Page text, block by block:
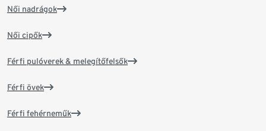
Női nadrágok
Női cipők
Férfi pulóverek & melegítőfelsők
Férfi övek
Férfi fehérneműk